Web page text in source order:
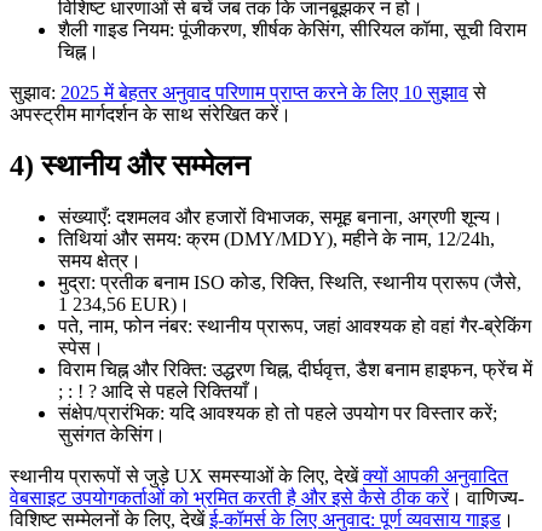
विशिष्ट धारणाओं से बचें जब तक कि जानबूझकर न हो।
शैली गाइड नियम: पूंजीकरण, शीर्षक केसिंग, सीरियल कॉमा, सूची विराम
चिह्न।
सुझाव: 2025 में बेहतर अनुवाद परिणाम प्राप्त करने के लिए 10 सुझावसे
अपस्ट्रीम मार्गदर्शन के साथ संरेखित करें।
4) स्थानीय और सम्मेलन
संख्याएँ: दशमलव और हजारों विभाजक, समूह बनाना, अग्रणी शून्य।
तिथियां और समय: क्रम (DMY/MDY), महीने के नाम, 12/24h,
समय क्षेत्र।
मुद्रा: प्रतीक बनाम ISO कोड, रिक्ति, स्थिति, स्थानीय प्रारूप (जैसे,
1 234,56 EUR)।
पते, नाम, फोन नंबर: स्थानीय प्रारूप, जहां आवश्यक हो वहां गैर-ब्रेकिंग
स्पेस।
विराम चिह्न और रिक्ति: उद्धरण चिह्न, दीर्घवृत्त, डैश बनाम हाइफन, फ्रेंच में
; : ! ? आदि से पहले रिक्तियाँ।
संक्षेप/प्रारंभिक: यदि आवश्यक हो तो पहले उपयोग पर विस्तार करें;
सुसंगत केसिंग।
स्थानीय प्रारूपों से जुड़े UX समस्याओं के लिए, देखेंक्यों आपकी अनुवादित
वेबसाइट उपयोगकर्ताओं को भ्रमित करती है और इसे कैसे ठीक करें। वाणिज्य-
विशिष्ट सम्मेलनों के लिए, देखेंई-कॉमर्स के लिए अनुवाद: पूर्ण व्यवसाय गाइड ।